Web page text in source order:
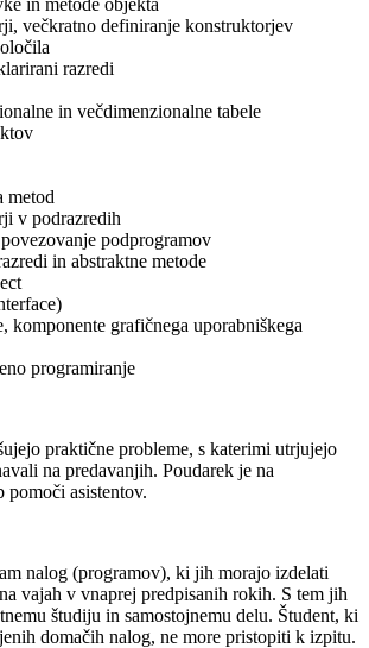
večkratno definiranje konstruktorjev
razredi
in večdimenzionalne tabele
metod
v podrazredih
podprogramov
in abstraktne metode
komponente grafičnega uporabniškega
programiranje
praktične probleme, s katerimi utrjujejo
na predavanjih. Poudarek je na
pomoči asistentov.
nalog (programov), ki jih morajo izdelati
vajah v vnaprej predpisanih rokih. S tem jih
študiju in samostojnemu delu. Študent, ki
domačih nalog, ne more pristopiti k izpitu.